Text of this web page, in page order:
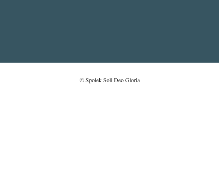
© Spolek Soli Deo Gloria